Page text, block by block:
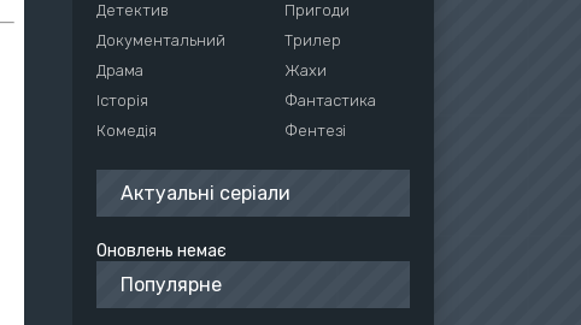
Детектив
Документальний
Драма
Історія
Комедія
Пригоди
Трилер
Жахи
Фантастика
Фентезі
Актуальні серіали
Оновлень немає
Популярне